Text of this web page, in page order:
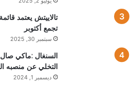
تالاييتش يعتمد
تجمع أكتوبر
سبتمبر 30, 2025
السنغال :ماكي
التخلي عن منصبه
ديسمبر 1, 2024